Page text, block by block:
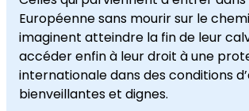
Européenne sans mourir sur le
imaginent atteindre la fin de leur
accéder enfin à leur droit à une
internationale dans des conditions
bienveillantes et dignes.